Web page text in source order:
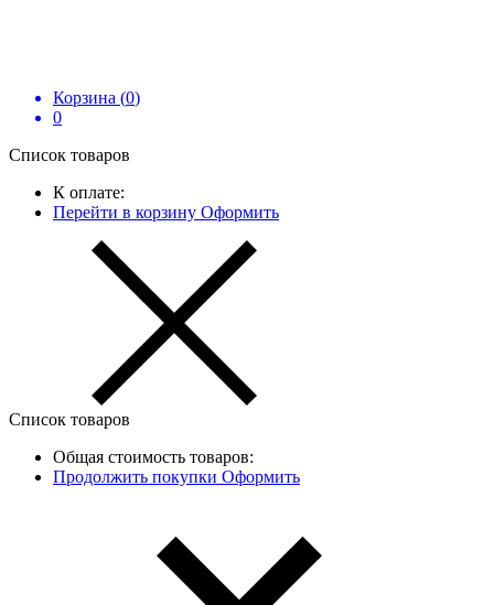
Корзина (0)
0
Список товаров
К оплате:
Перейти в корзину Оформить
Список товаров
Общая стоимость товаров:
Продолжить покупки Оформить